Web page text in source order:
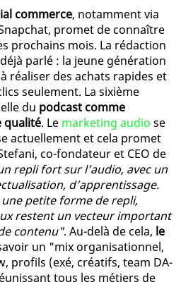
commerce, notamment via
promet de connaître
prochains mois. La rédaction
parlé : la jeune génération
réaliser des achats rapides et
seulement. La sixième
du podcast comme
qualité. Le marketing audio se
actuellement et cela promet
co-fondateur et CEO de
repli fort sur l’audio, avec un
d’apprentissage.
petite forme de repli,
restent un vecteur important
contenu". Au-delà de cela, le
un "mix organisationnel,
profils (exé, créatifs, team DA-
tous les métiers de